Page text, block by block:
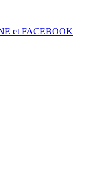
et FACEBOOK